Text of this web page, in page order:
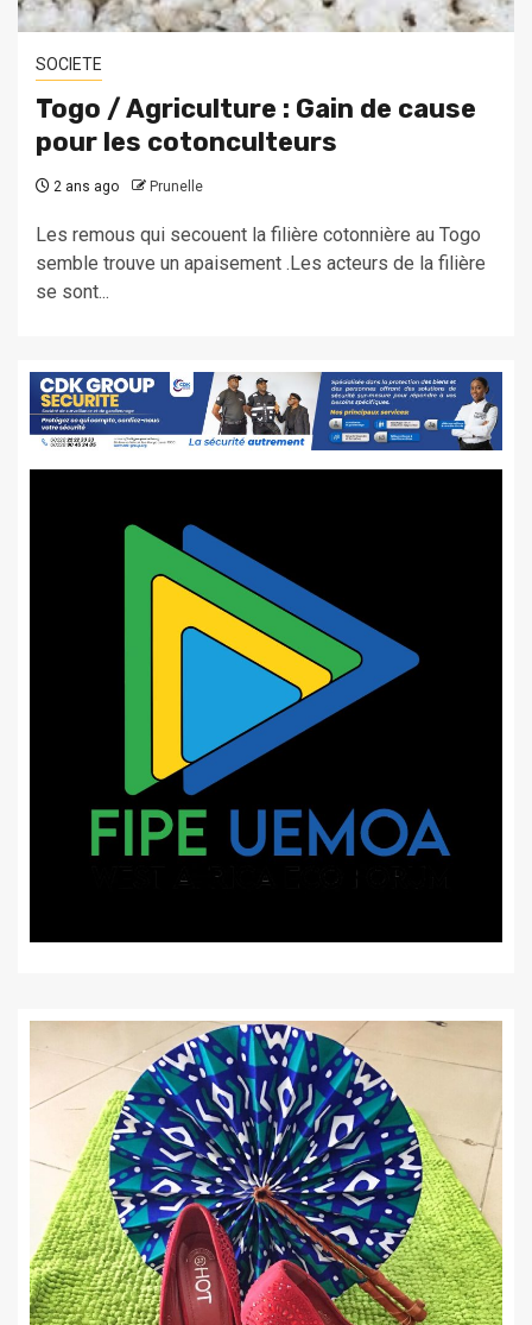
SOCIETE
Togo / Agriculture : Gain de cause
pour les cotonculteurs
2 ans ago Prunelle
Les remous qui secouent la filière cotonnière au Togo
semble trouve un apaisement .Les acteurs de la filière
se sont...